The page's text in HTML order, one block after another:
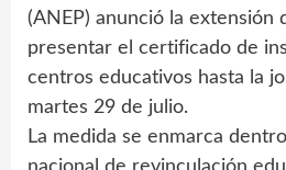
(ANEP) anunció la extensión
presentar el certificado de
centros educativos hasta la
martes 29 de julio.
La medida se enmarca